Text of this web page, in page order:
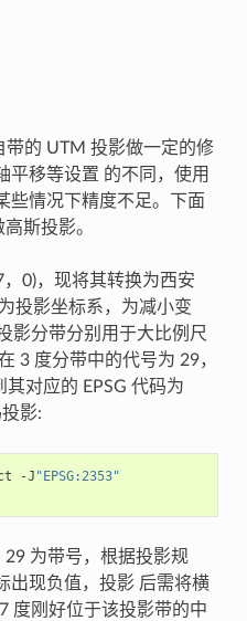
带的 UTM 投影做一定的修
平移等设置 的不同，使用
些情况下精度不足。下面
斯投影。
0)，现将其转换为西安
投影坐标系，为减小变
影分带分别用于大比例尺
3 度分带中的代号为 29，
对应的 EPSG 代码为
影:
-J "EPSG:2353"
为带号，根据投影规
出现负值，投影 后需将横
度刚好位于该投影带的中